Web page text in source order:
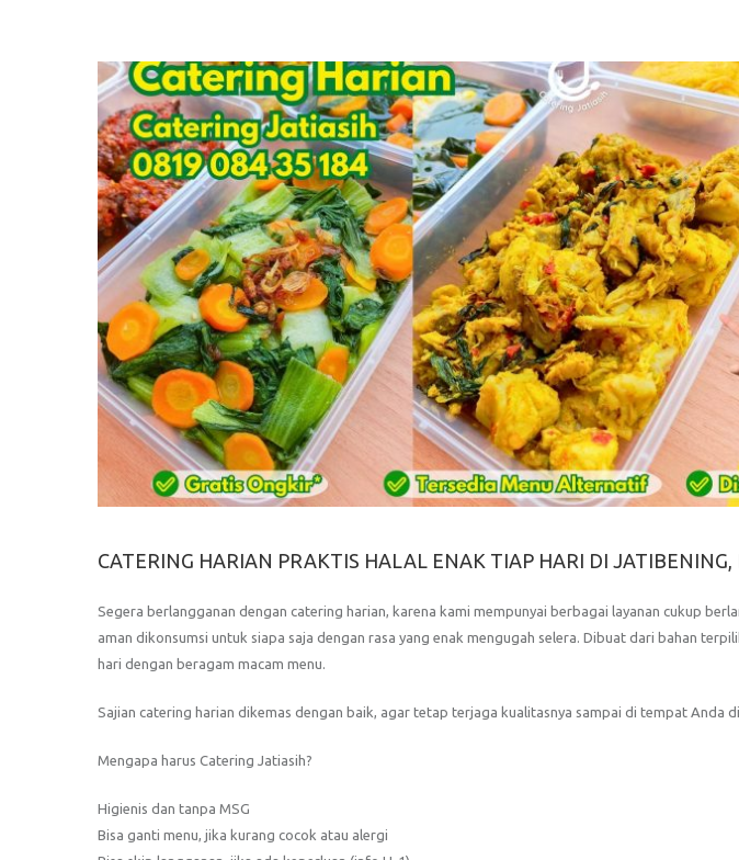
CATERING HARIAN PRAKTIS HALAL ENAK TIAP HARI DI JATIBENING,
Segera berlangganan dengan catering harian, karena kami mempunyai berbagai layanan cukup
aman dikonsumsi untuk siapa saja dengan rasa yang enak mengugah selera. Dibuat dari bahan
hari dengan beragam macam menu.
Sajian catering harian dikemas dengan baik, agar tetap terjaga kualitasnya sampai di tempat Anda
Mengapa harus Catering Jatiasih?
Higienis dan tanpa MSG
Bisa ganti menu, jika kurang cocok atau alergi